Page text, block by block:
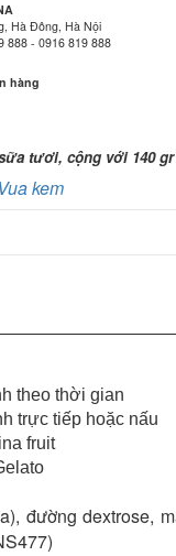
Hà Đông, Hà Nội
888 - 0916 819 888
hàng
Vietcombank Tây Hà Nội
Chủ TK:
CÔNG TY TNHH
Số TK:
Ngân hàng Ngoại thương Việt Nam
Chi nhánh:
Chủ TK:
Số TK:
tươi, cộng với 140
Vua kem
theo thời gian
trực tiếp hoặc nấu
fruit
đường dextrose,